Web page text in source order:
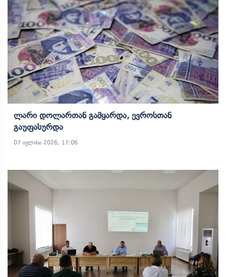
Ლარი Დოლართან Გამყარდა, Ევროსთან
Გაუფასურდა
07 ივლისი 2026, 17:06